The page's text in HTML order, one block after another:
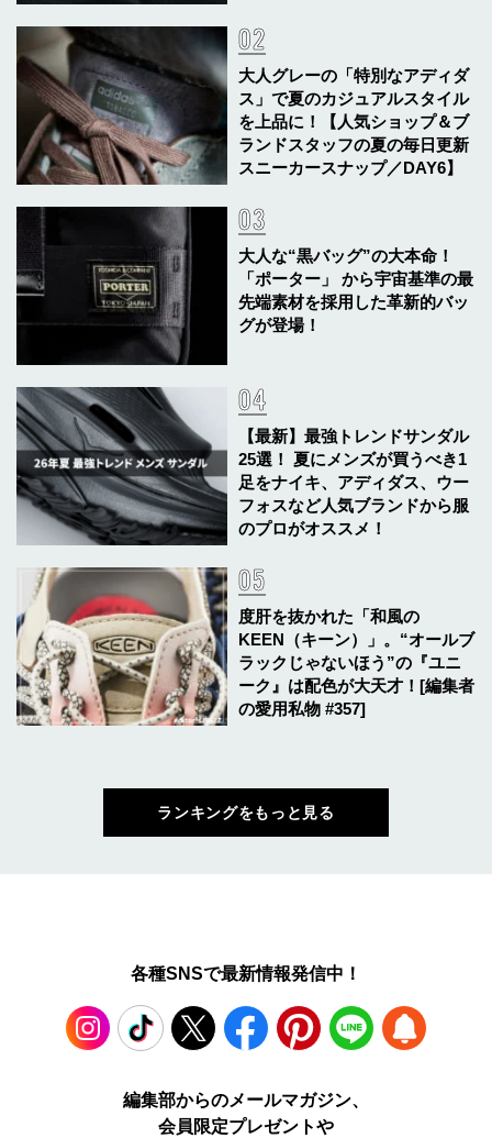
大人グレーの「特別なアディダ
ス」で夏のカジュアルスタイル
を上品に！【人気ショップ＆ブ
ランドスタッフの夏の毎日更新
スニーカースナップ／DAY6】
大人な“黒バッグ”の大本命！
「ポーター」 から宇宙基準の最
先端素材を採用した革新的バッ
グが登場！
【最新】最強トレンドサンダル
25選！ 夏にメンズが買うべき1
足をナイキ、アディダス、ウー
フォスなど人気ブランドから服
のプロがオススメ！
度肝を抜かれた「和風の
KEEN（キーン）」。“オールブ
ラックじゃないほう”の『ユニ
ーク』は配色が大天才！[編集者
の愛用私物 #357]
ランキングをもっと見る
各種SNSで最新情報発信中！
TikTok Facebook Pinterest LINE
編集部からのメールマガジン、
会員限定プレゼントや